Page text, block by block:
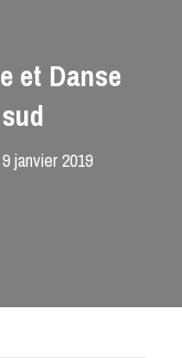
et Danse
9 janvier 2019